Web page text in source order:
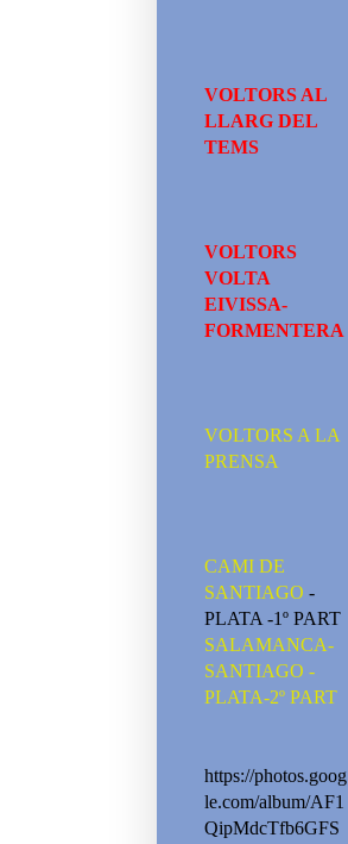
VOLTORS AL
LLARG DEL
TEMS
VOLTORS
VOLTA
EIVISSA-
FORMENTERA
VOLTORS A LA
PRENSA
CAMI DE
SANTIAGO -
PLATA -1º PART
SALAMANCA-
SANTIAGO -
PLATA-2º PART
https://photos.goog
le.com/album/AF1
QipMdcTfb6GFS